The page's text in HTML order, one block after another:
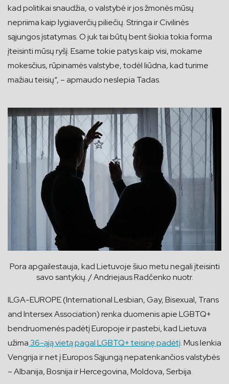
kad politikai snaudžia, o valstybė ir jos žmonės mūsų
nepriima kaip lygiaverčių piliečių. Stringa ir Civilinės
sąjungos įstatymas. O juk tai būtų bent šiokia tokia forma
įteisinti mūsų ryšį. Esame tokie patys kaip visi, mokame
mokesčius, rūpinamės valstybe, todėl liūdna, kad turime
mažiau teisių“, – apmaudo neslepia Tadas.
Pora apgailestauja, kad Lietuvoje šiuo metu negali įteisinti
savo santykių. / Andriejaus Radčenko nuotr.
ILGA-EUROPE (International Lesbian, Gay, Bisexual, Trans
and Intersex Association) renka duomenis apie LGBTQ+
bendruomenės padėtį Europoje ir pastebi, kad Lietuva
užima36-ąją vietą pagal LGBTQ+ teisinę padėtį. Mus lenkia
Vengrija ir net į Europos Sąjungą nepatenkančios valstybės
– Albanija, Bosnija ir Hercegovina, Moldova, Serbija.